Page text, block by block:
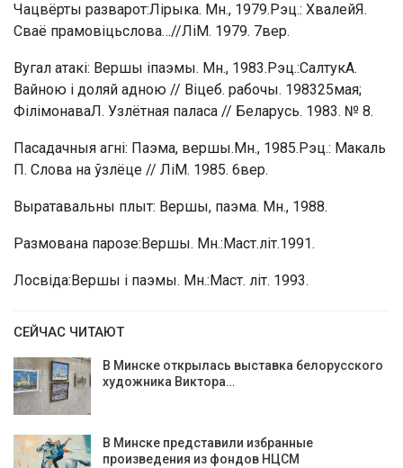
Чацвёрты разварот:Лірыка. Мн., 1979.Рэц.: ХвалейЯ.
Сваё прамовіцьслова…//ЛіМ. 1979. 7вер.
Вугал атакі: Вершы іпаэмы. Мн., 1983.Рэц.:СалтукА.
Вайною і доляй адною // Віцеб. рабочы. 198325мая;
ФілімонаваЛ. Узлётная паласа // Беларусь. 1983. № 8.
Пасадачныя агні: Паэма, вершы.Мн., 1985.Рэц.: Макаль
П. Слова на ўзлёце // ЛіМ. 1985. 6вер.
Выратавальны плыт: Вершы, паэма. Мн., 1988.
Размована парозе:Вершы. Мн.:Маст.літ.1991.
Лосвіда:Вершы і паэмы. Мн.:Маст. літ. 1993.
СЕЙЧАС ЧИТАЮТ
В Минске открылась выставка белорусского
художника Виктора…
В Минске представили избранные
произведения из фондов НЦСМ